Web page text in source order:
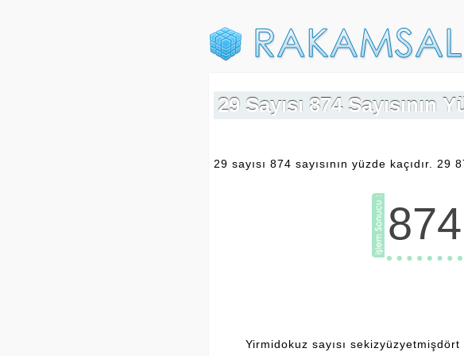
29 Sayısı 874 Sayısının
29 sayısı 874 sayısının yüzde kaçıdır.
874
Yirmidokuz sayısı sekizyüzyetmişdört